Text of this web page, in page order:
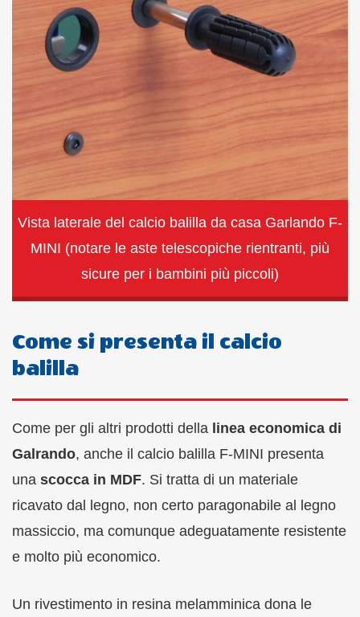
Vista laterale del calcio balilla da casa Garlando F-
MINI (notare le aste telescopiche rientranti, più
sicure per i bambini più piccoli)
Come si presenta il calcio
balilla
Come per gli altri prodotti della linea economica di
Galrando, anche il calcio balilla F-MINI presenta
una scocca in MDF. Si tratta di un materiale
ricavato dal legno, non certo paragonabile al legno
massiccio, ma comunque adeguatamente resistente
e molto più economico.
Un rivestimento in resina melamminica dona le